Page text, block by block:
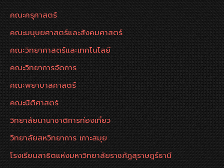
คณะครุศาสตร์
คณะมนุษยศาสตร์และสังคมศาสตร์
คณะวิทยาศาสตร์และเทคโนโลยี
คณะวิทยาการจัดการ
คณะพยาบาลศาสตร์
คณะนิติศาสตร์
วิทยาลัยนานาชาติการท่องเที่ยว
วิทยาลัยสหวิทยาการ เกาะสมุย
โรงเรียนสาธิตแห่งมหาวิทยาลัยราชภัฏสุราษฎร์ธานี